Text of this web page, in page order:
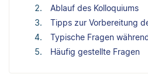
Ablauf des Kolloquiums
Tipps zur Vorbereitung
Typische Fragen
Häufig gestellte Fragen